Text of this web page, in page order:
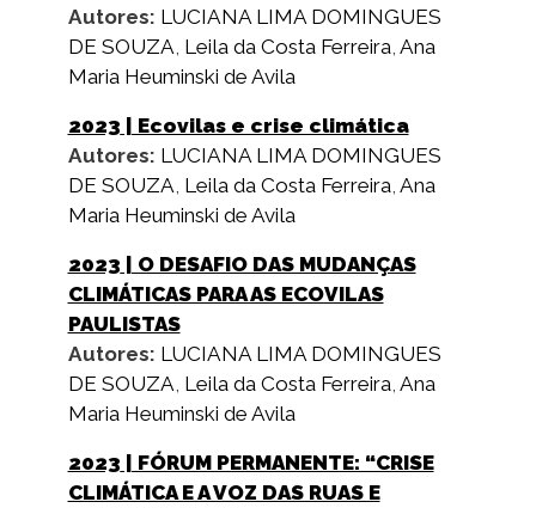
Autores: LUCIANA LIMA DOMINGUES
DE SOUZA Leila da Costa Ferreira, Ana
Maria Heuminski de Avila
2023 | Ecovilas e crise climática
Autores: LUCIANA LIMA DOMINGUES
DE SOUZA Leila da Costa Ferreira, Ana
Maria Heuminski de Avila
2023 | O DESAFIO DAS MUDANÇAS
CLIMÁTICAS PARA AS ECOVILAS
PAULISTAS
Autores: LUCIANA LIMA DOMINGUES
DE SOUZA Leila da Costa Ferreira, Ana
Maria Heuminski de Avila
2023 | FÓRUM PERMANENTE: “CRISE
CLIMÁTICA E A VOZ DAS RUAS E